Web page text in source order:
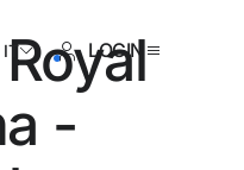
IT LOGIN
-